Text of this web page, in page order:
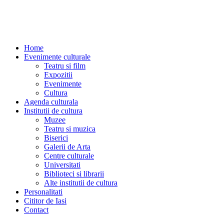
Home
Evenimente culturale
Teatru si film
Expozitii
Evenimente
Cultura
Agenda culturala
Institutii de cultura
Muzee
Teatru si muzica
Biserici
Galerii de Arta
Centre culturale
Universitati
Biblioteci si librarii
Alte institutii de cultura
Personalitati
Cititor de Iasi
Contact